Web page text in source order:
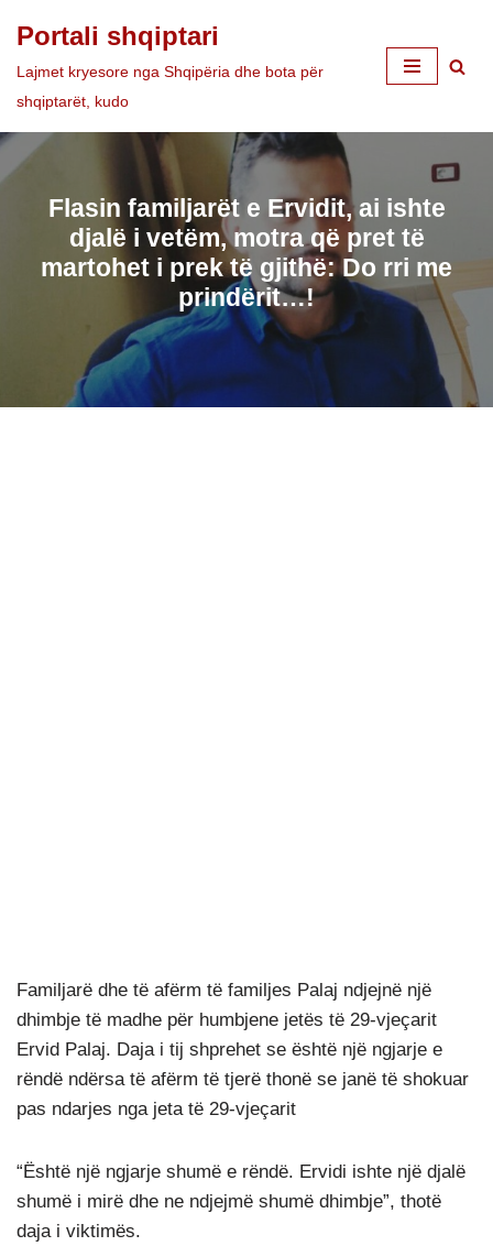
Skip
to
Portali shqiptari
Lajmet kryesore nga Shqipëria dhe bota për
shqiptarët, kudo
Flasin familjarët e Ervidit, ai ishte
djalë i vetëm, motra që pret të
martohet i prek të gjithë: Do rri me
prindërit…!
Familjarë dhe të afërm të familjes Palaj ndjejnë një
dhimbje të madhe për humbjene jetës të 29-vjeçarit
Ervid Palaj. Daja i tij shprehet se është një ngjarje e
rëndë ndërsa të afërm të tjerë thonë se janë të shokuar
pas ndarjes nga jeta të 29-vjeçarit
“Është një ngjarje shumë e rëndë. Ervidi ishte një djalë
shumë i mirë dhe ne ndjejmë shumë dhimbje”, thotë
daja i viktimës.